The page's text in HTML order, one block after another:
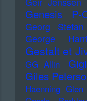
Genesis P-
Georg
George
Gestalt et
GG Allin
Giles
Haenning Glen